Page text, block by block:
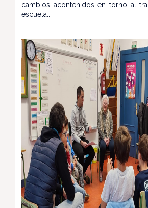
cambios acontenidos en torno al
escuela...